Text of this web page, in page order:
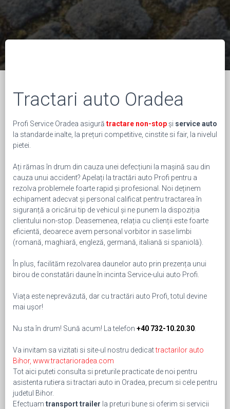
Tractari auto Oradea
Profi Service Oradea asigură tractare non-stopși service auto
la standarde inalte, la prețuri competitive, cinstite si fair, la nivelul
pietei.
Ați rămas în drum din cauza unei defecțiuni la mașină sau din
cauza unui accident? Apelați la tractări auto Profi pentru a
rezolva problemele foarte rapid și profesional. Noi deținem
echipament adecvat și personal calificat pentru tractarea în
siguranță a oricărui tip de vehicul și ne punem la dispoziția
clientului non-stop. Deasemenea, relația cu clienții este foarte
eficientă, deoarece avem personal vorbitor in sase limbi
(romană, maghiară, engleză, germană, italiană si spaniolă).
În plus, facilităm rezolvarea daunelor auto prin prezența unui
birou de constatări daune în incinta Service-ului auto Profi.
Viața este neprevăzută, dar cu tractări auto Profi, totul devine
mai ușor!
Nu sta în drum! Sună acum! La telefon +40 732-10.20.30
Va invitam sa vizitati si site-ul nostru dedicattractarilor auto
Bihor, www.tractarioradea.com
Tot aici puteti consulta si preturile practicate de noi pentru
asistenta rutiera si tractari auto in Oradea, precum si cele pentru
judetul Bihor.
Efectuam transport trailer la preturi bune si oferim si servicii